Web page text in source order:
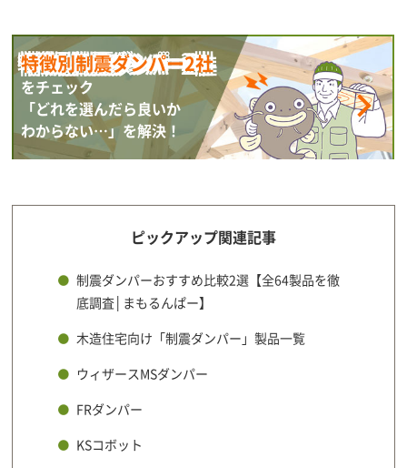
特徴別制震ダンパー2社
をチェック
「どれを選んだら良いか
わからない…」を解決！
ピックアップ関連記事
制震ダンパーおすすめ比較2選【全64製品を徹
底調査│まもるんぱー】
木造住宅向け「制震ダンパー」製品一覧
ウィザースMSダンパー
FRダンパー
KSコボット